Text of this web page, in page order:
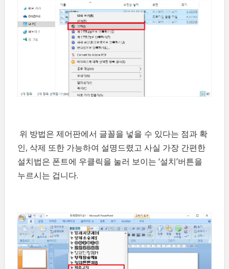
위 방법은 제어판에서 글꼴을 넣을 수 있다는 점과 확
인, 삭제 또한 가능하여 설명드렸고 사실 가장 간편한
설치법은 폰트에 우클릭을 눌러 보이는 ‘설치’버튼을
누르시는 겁니다.